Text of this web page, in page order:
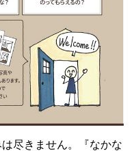
尽きません。『なかな